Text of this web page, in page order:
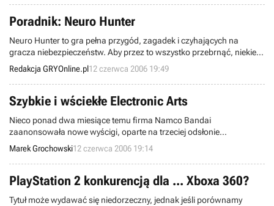
w historii tytuł mistrzów świata.
Poradnik: Neuro Hunter
Neuro Hunter to gra pełna przygód, zagadek i czyhających na
gracza niebezpieczeństw. Aby przez to wszystko przebrnąć, niekiedy
trzeba zasięgnąć rady – po to właśnie powstał ten poradnik.
Redakcja GRYOnline.pl12 czerwca 2006 19:49
Szybkie i wściekłe Electronic Arts
Nieco ponad dwa miesiące temu firma Namco Bandai
zaanonsowała nowe wyścigi, oparte na trzeciej odsłonie
popularnego filmu Szybcy i Wściekli. Zagadką pozostawało, kto
zostanie europejskim wydawcą The Fast and the Furious: Tokyo
Drift.
Marek Grochowski12 czerwca 2006 19:14
PlayStation 2 konkurencją dla ... Xboxa 360?
Tytuł może wydawać się niedorzeczny, jednak jeśli porównamy